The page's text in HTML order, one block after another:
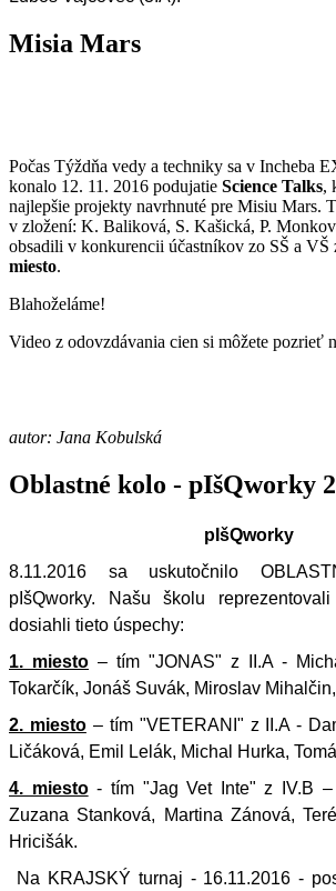
Misia Mars
Počas Týždňa vedy a techniky sa v Incheba
konalo 12. 11. 2016 podujatie Science Talks,
najlepšie projekty navrhnuté pre Misiu Mars.
v zložení: K. Baliková, S. Kašická, P.
obsadili v konkurencii účastníkov zo SŠ a VŠ
miesto.
Blahoželáme!
Video z odovzdávania cien si môžete pozrieť
autor: Jana Kobulská
Oblastné kolo - pIšQworky
pIšQworky
8.11.2016 sa uskutočnilo
pIšQworky. Našu školu
dosiahli tieto úspechy:
1. miesto – tím "JONAS" z II.A -
Tokarčík, Jonáš Suvák, Miroslav
2. miesto – tím "VETERANI" z II.A -
Ličáková, Emil Lelák, Michal Hurka,
4. miesto - tím "Jag Vet Inte" z IV.B –
Zuzana Stanková, Martina Zánová,
Hricišák.
Na KRAJSKÝ turnaj - 16.11.2016 -